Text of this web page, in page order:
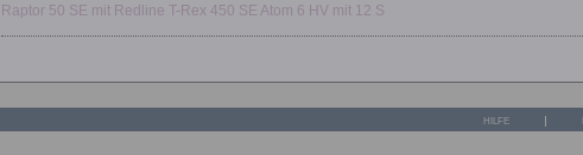
Raptor 50 SE mit Redline T-Rex 450 SE Atom 6 HV mit 12 S
HILFE